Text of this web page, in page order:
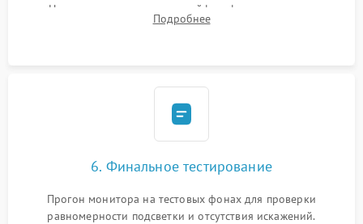
Надежное подключение шлейфов, фиксация плат и
аккуратное защелкивание пластикового корпуса монитора.
Подробнее
6. Финальное тестирование
Прогон монитора на тестовых фонах для проверки
равномерности подсветки и отсутствия искажений.